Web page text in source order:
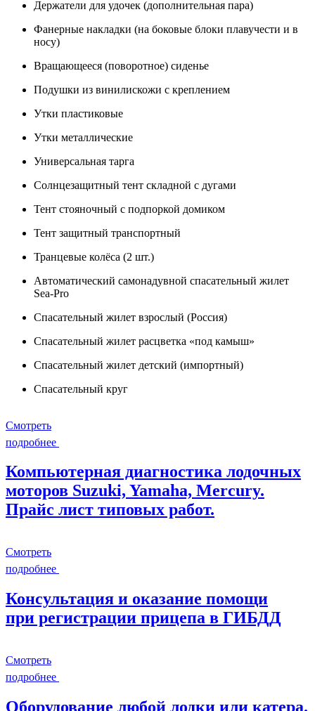
Держатели для удочек (дополнительная пара)
Фанерные накладки (на боковые блоки плавучести и в
носу)
Вращающееся (поворотное) сиденье
Подушки из винилискожи с креплением
Утки пластиковые
Утки металлические
Универсальная тарга
Солнцезащитный тент складной с дугами
Тент стояночный с подпоркой домиком
Тент защитный транспортный
Транцевые колёса (2 шт.)
Автоматический самонадувной спасательный жилет
Sea-Pro
Спасательный жилет взрослый (Россия)
Спасательный жилет расцветка «под камыш»
Спасательный жилет детский (импортный)
Спасательный круг
Смотреть
подробнее
Компьютерная диагностика лодочных
моторов Suzuki, Yamaha, Mercury.
Прайс лист типовых работ.
Смотреть
подробнее
Консультация и оказание помощи
при регистрации прицепа в ГИБДД
Смотреть
подробнее
Оборудование любой лодки или катера.